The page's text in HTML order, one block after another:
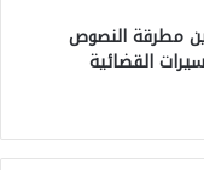
مطرقة النصوص
القضائية